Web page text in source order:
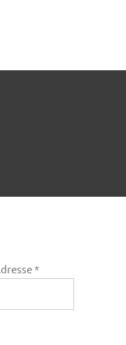
*Erforderlich